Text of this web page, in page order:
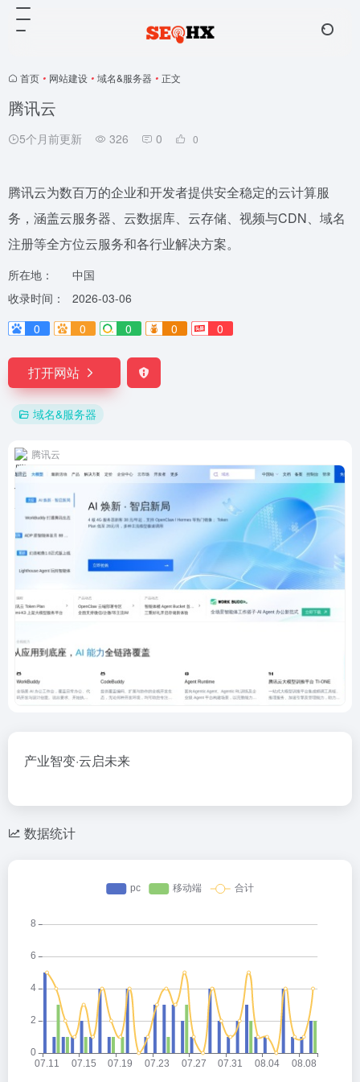
首页 • 网站建设 • 域名&服务器 • 正文
腾讯云
5个月前更新 326 0 0
腾讯云为数百万的企业和开发者提供安全稳定的云计算服
务，涵盖云服务器、云数据库、云存储、视频与CDN、域名
注册等全方位云服务和各行业解决方案。
所在地：
中国
收录时间：
2026-03-06
0
0 0 0 0
打开网站
域名&服务器
腾讯云
产业智变·云启未来
数据统计